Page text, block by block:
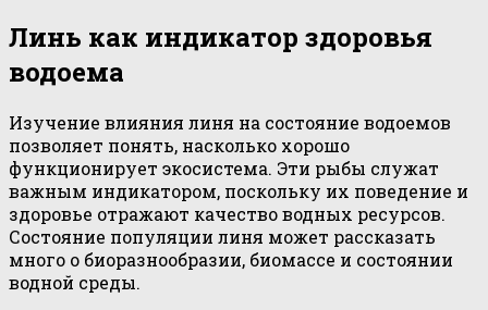
Линь как индикатор здоровья
водоема
Изучение влияния линя на состояние водоемов
позволяет понять, насколько хорошо
функционирует экосистема. Эти рыбы служат
важным индикатором, поскольку их поведение и
здоровье отражают качество водных ресурсов.
Состояние популяции линя может рассказать
много о биоразнообразии, биомассе и состоянии
водной среды.